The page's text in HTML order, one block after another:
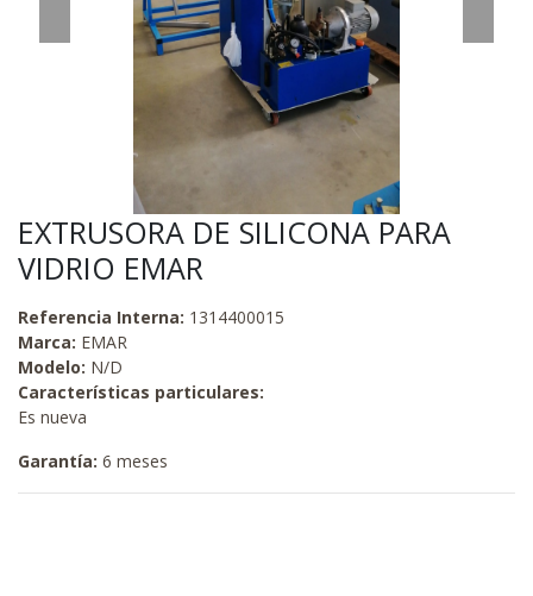
EXTRUSORA DE SILICONA PARA
VIDRIO EMAR
Referencia Interna: 1314400015
Marca: EMAR
Modelo: N/D
Características particulares:
Es nueva
Garantía: 6 meses